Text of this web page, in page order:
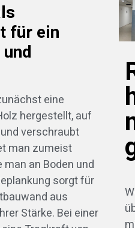
für ein
eine
hergestellt, auf
verschraubt
man zumeist
an Boden und
sorgt für
aus
Stärke. Bei einer